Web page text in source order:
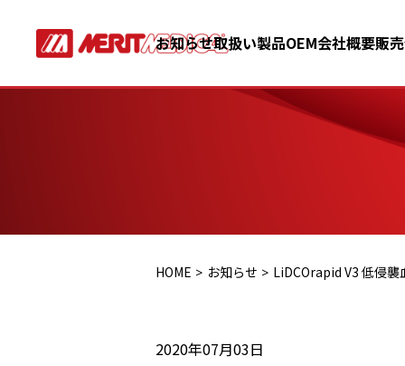
お知らせ取扱い製品OEM会社概要販
HOME お知らせ LiDCOrapid V3 低侵
2020年07月03日